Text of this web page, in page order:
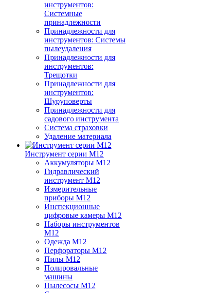
инструментов:
Системные
принадлежности
Принадлежности для
инструментов: Системы
пылеудаления
Принадлежности для
инструментов:
Трещотки
Принадлежности для
инструментов:
Шуруповерты
Принадлежности для
садового инструмента
Система страховки
Удаление материала
Инструмент серии M12
Аккумуляторы M12
Гидравлический
инструмент M12
Измерительные
приборы M12
Инспекционные
цифровые камеры M12
Наборы инструментов
M12
Одежда M12
Перфораторы M12
Пилы M12
Полировальные
машины
Пылесосы M12